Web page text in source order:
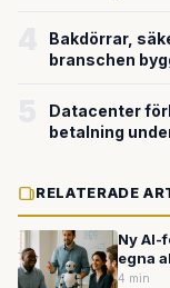
Bakdörrar,
branschen
Datacenter
betalning
RELATERADE
Ny AI-
egna
4 min